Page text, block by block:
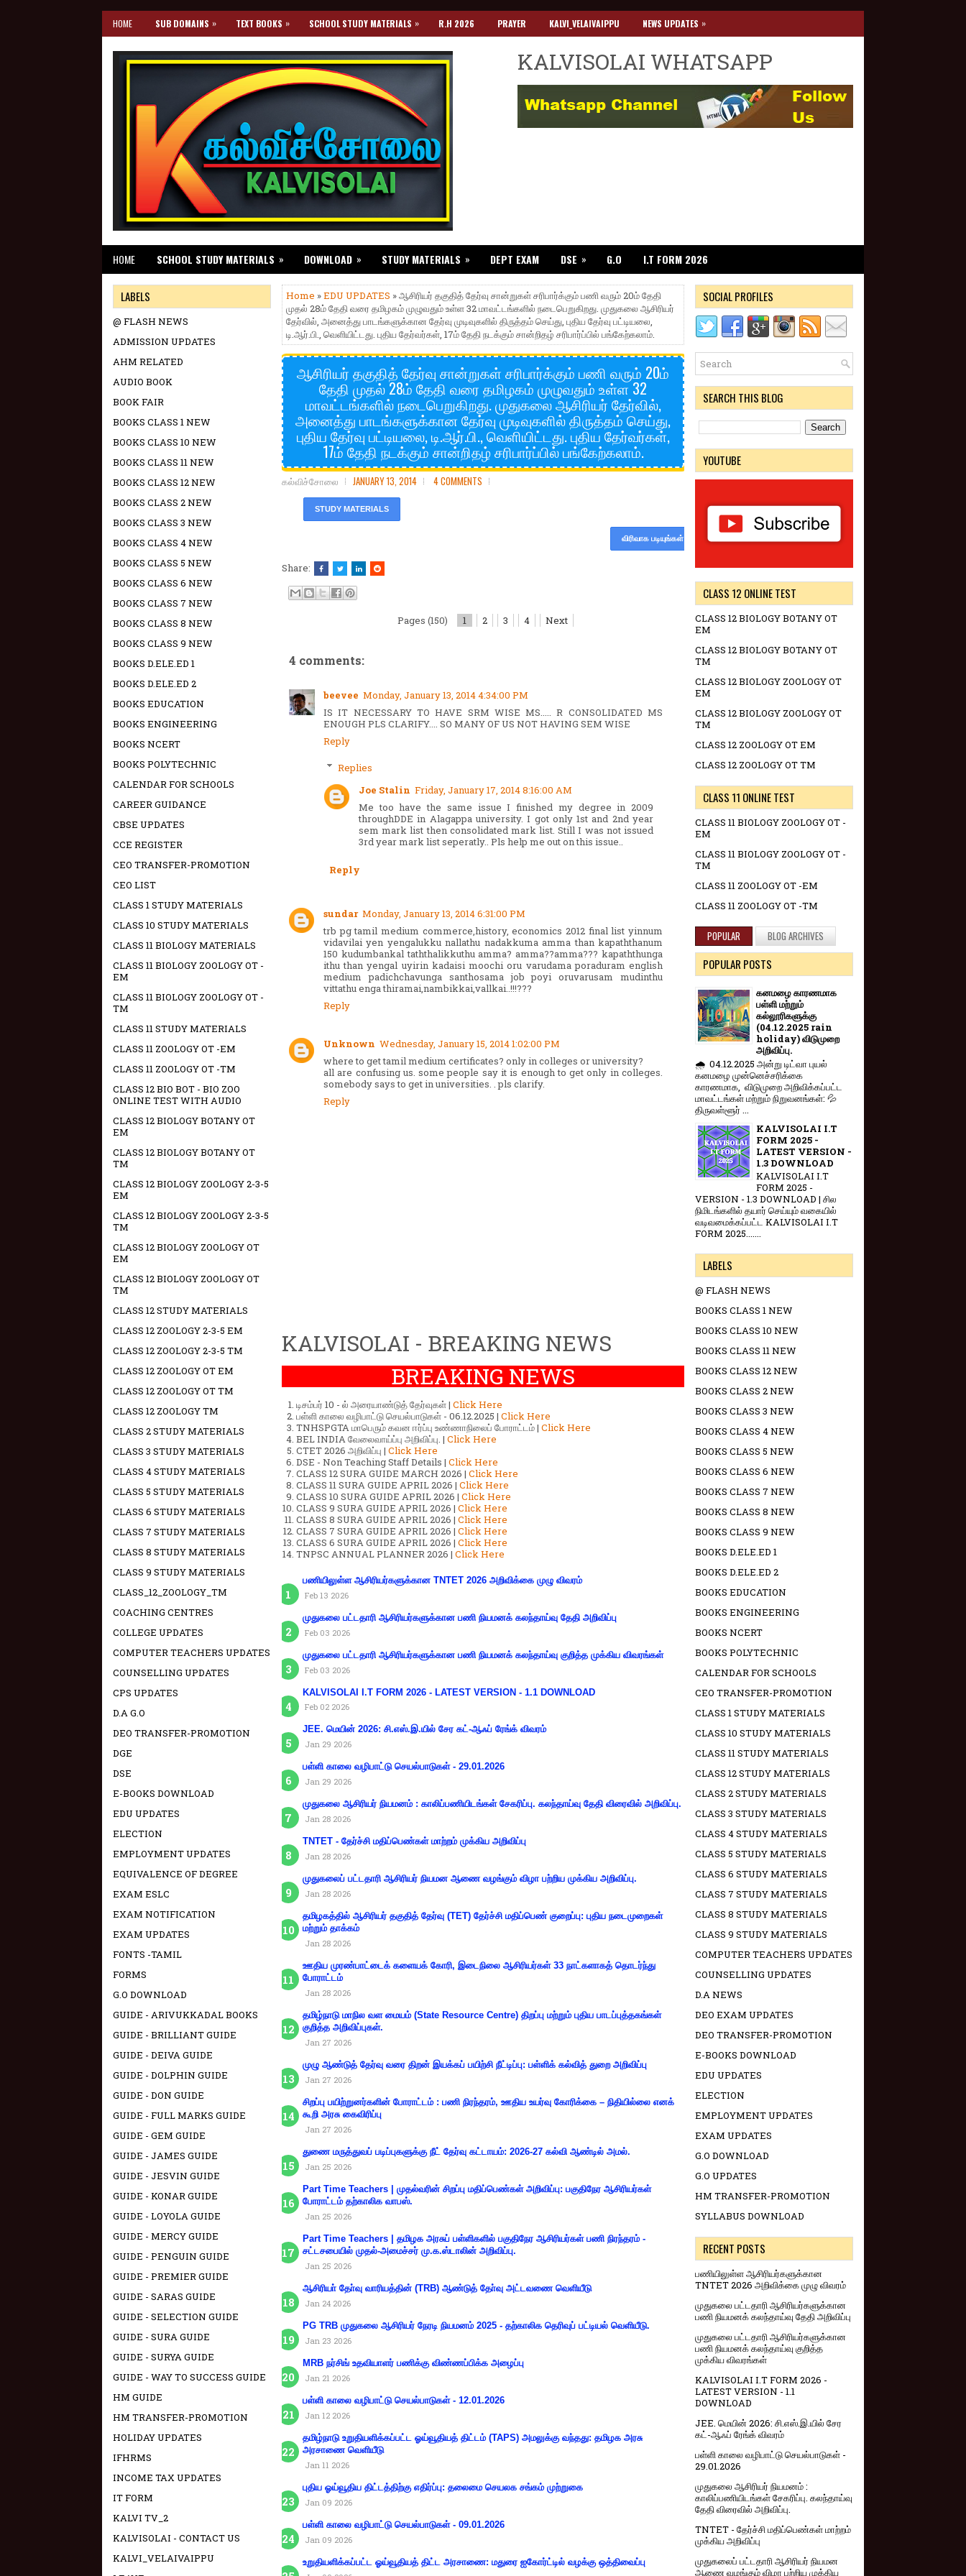
HOME SUB DOMAINS » TEXT BOOKS » SCHOOL STUDY MATERIALS » R.H 2026 PRAYER KALVI_VELAIVAIPPU NEWS UPDATES »
KALVISOLAI WHATSAPP
HOME SCHOOL STUDY MATERIALS » DOWNLOAD » STUDY MATERIALS » DEPT EXAM DSE » G.O I.T FORM 2026
Home »EDU UPDATES » ஆசிரியர் தகுதித் தேர்வு சான்றுகள் சரிபார்க்கும் பணி வரும் 20ம் தேதி
முதல் 28ம் தேதி வரை தமிழகம் முழுவதும் உள்ள 32 மாவட்டங்களில் நடைபெறுகிறது. முதுகலை ஆசிரியர்
தேர்வில், அனைத்து பாடங்களுக்கான தேர்வு முடிவுகளில் திருத்தம் செய்து, புதிய தேர்வு பட்டியலை,
டி.ஆர்.பி., வெளியிட்டது. புதிய தேர்வர்கள், 17ம் தேதி நடக்கும் சான்றிதழ் சரிபார்ப்பில் பங்கேற்கலாம்.
ஆசிரியர் தகுதித் தேர்வு சான்றுகள் சரிபார்க்கும் பணி வரும் 20ம்
தேதி முதல் 28ம் தேதி வரை தமிழகம் முழுவதும் உள்ள 32
மாவட்டங்களில் நடைபெறுகிறது. முதுகலை ஆசிரியர் தேர்வில்,
அனைத்து பாடங்களுக்கான தேர்வு முடிவுகளில் திருத்தம் செய்து,
புதிய தேர்வு பட்டியலை, டி.ஆர்.பி., வெளியிட்டது. புதிய தேர்வர்கள்,
17ம் தேதி நடக்கும் சான்றிதழ் சரிபார்ப்பில் பங்கேற்கலாம்.
கல்விச்சோலை JANUARY 13, 2014 4 COMMENTS
STUDY MATERIALS
விரிவாக படியுங்கள்
Share:
Pages (150) 1 2 3 4 Next
4 comments:
beevee Monday, January 13, 2014 4:34:00 PM
IS IT NECESSARY TO HAVE SRM WISE MS..... R CONSOLIDATED MS
ENOUGH PLS CLARIFY.... SO MANY OF US NOT HAVING SEM WISE
Reply
Replies
Joe Stalin Friday, January 17, 2014 8:16:00 AM
Me too have the same issue I finished my degree in 2009
throughDDE in Alagappa university. I got only 1st and 2nd year
sem mark list then consolidated mark list. Still I was not issued
3rd year mark list seperatly.. Pls help me out on this issue..
Reply
sundar Monday, January 13, 2014 6:31:00 PM
trb pg tamil medium commerce,history, economics 2012 final list yinnum
vidavilai yen yengalukku nallathu nadakkuma amma than kapaththanum
150 kudumbankal taththalikkuthu amma? amma??amma??? kapaththunga
ithu than yengal uyirin kadaisi moochi oru varudama poraduram english
medium padichchavunga santhosama job poyi oruvarusam mudinthu
vittathu enga thiramai,nambikkai,vallkai..!!!???
Reply
Unknown Wednesday, January 15, 2014 1:02:00 PM
where to get tamil medium certificates? only in colleges or university?
all are confusing us. some people say it is enough to get only in colleges.
somebody says to get in universities. . pls clarify.
Reply
KALVISOLAI - BREAKING NEWS
BREAKING NEWS
டிசம்பர் 10 - ல் அரையாண்டுத் தேர்வுகள் | Click Here
பள்ளி காலை வழிபாட்டு செயல்பாடுகள் - 06.12.2025 | Click Here
TNHSPGTA மாபெரும் கவன ஈர்ப்பு உண்ணாநிலைப் போராட்டம் | Click Here
BEL INDIA வேலைவாய்ப்பு அறிவிப்பு. | Click Here
CTET 2026 அறிவிப்பு | Click Here
DSE - Non Teaching Staff Details | Click Here
CLASS 12 SURA GUIDE MARCH 2026 | Click Here
CLASS 11 SURA GUIDE APRIL 2026 | Click Here
CLASS 10 SURA GUIDE APRIL 2026 | Click Here
CLASS 9 SURA GUIDE APRIL 2026 | Click Here
CLASS 8 SURA GUIDE APRIL 2026 | Click Here
CLASS 7 SURA GUIDE APRIL 2026 | Click Here
CLASS 6 SURA GUIDE APRIL 2026 | Click Here
TNPSC ANNUAL PLANNER 2026 | Click Here
பணியிலுள்ள ஆசிரியர்களுக்கான TNTET 2026 அறிவிக்கை முழு விவரம்
Feb 13 2026
முதுகலை பட்டதாரி ஆசிரியர்களுக்கான பணி நியமனக் கலந்தாய்வு தேதி அறிவிப்பு
Feb 03 2026
முதுகலை பட்டதாரி ஆசிரியர்களுக்கான பணி நியமனக் கலந்தாய்வு குறித்த முக்கிய விவரங்கள்
Feb 03 2026
KALVISOLAI I.T FORM 2026 - LATEST VERSION - 1.1 DOWNLOAD
Feb 02 2026
JEE. மெயின் 2026: சி.எஸ்.இ.யில் சேர கட்-ஆஃப் ரேங்க் விவரம்
Jan 29 2026
பள்ளி காலை வழிபாட்டு செயல்பாடுகள் - 29.01.2026
Jan 29 2026
முதுகலை ஆசிரியர் நியமனம் : காலிப்பணியிடங்கள் சேகரிப்பு. கலந்தாய்வு தேதி விரைவில் அறிவிப்பு.
Jan 28 2026
TNTET - தேர்ச்சி மதிப்பெண்கள் மாற்றம் முக்கிய அறிவிப்பு
Jan 28 2026
முதுகலைப் பட்டதாரி ஆசிரியர் நியமன ஆணை வழங்கும் விழா பற்றிய முக்கிய அறிவிப்பு.
Jan 28 2026
தமிழகத்தில் ஆசிரியர் தகுதித் தேர்வு (TET) தேர்ச்சி மதிப்பெண் குறைப்பு: புதிய நடைமுறைகள்
மற்றும் தாக்கம்
Jan 28 2026
ஊதிய முரண்பாட்டைக் களையக் கோரி, இடைநிலை ஆசிரியர்கள் 33 நாட்களாகத் தொடர்ந்து
போராட்டம்
Jan 28 2026
தமிழ்நாடு மாநில வள மையம் (State Resource Centre) திறப்பு மற்றும் புதிய பாடப்புத்தகங்கள்
குறித்த அறிவிப்புகள்.
Jan 27 2026
முழு ஆண்டுத் தேர்வு வரை திறன் இயக்கப் பயிற்சி நீட்டிப்பு: பள்ளிக் கல்வித் துறை அறிவிப்பு
Jan 27 2026
சிறப்பு பயிற்றுனர்களின் போராட்டம் : பணி நிரந்தரம், ஊதிய உயர்வு கோரிக்கை – நிதியில்லை எனக்
கூறி அரசு கைவிரிப்பு
Jan 27 2026
துணை மருத்துவப் படிப்புகளுக்கு நீட் தேர்வு கட்டாயம்: 2026-27 கல்வி ஆண்டில் அமல்.
Jan 25 2026
Part Time Teachers | முதல்வரின் சிறப்பு மதிப்பெண்கள் அறிவிப்பு: பகுதிநேர ஆசிரியர்கள்
போராட்டம் தற்காலிக வாபஸ்.
Jan 25 2026
Part Time Teachers | தமிழக அரசுப் பள்ளிகளில் பகுதிநேர ஆசிரியர்கள் பணி நிரந்தரம் -
சட்டசபையில் முதல்-அமைச்சர் மு.க.ஸ்டாலின் அறிவிப்பு.
Jan 25 2026
ஆசிரியா் தோ்வு வாரியத்தின் (TRB) ஆண்டுத் தோ்வு அட்டவணை வெளியீடு
Jan 24 2026
PG TRB முதுகலை ஆசிரியர் நேரடி நியமனம் 2025 - தற்காலிக தெரிவுப் பட்டியல் வெளியீடு.
Jan 23 2026
MRB நர்சிங் உதவியாளர் பணிக்கு விண்ணப்பிக்க அழைப்பு
Jan 21 2026
பள்ளி காலை வழிபாட்டு செயல்பாடுகள் - 12.01.2026
Jan 12 2026
தமிழ்நாடு உறுதியளிக்கப்பட்ட ஓய்வூதியத் திட்டம் (TAPS) அமலுக்கு வந்தது: தமிழக அரசு
அரசாணை வெளியீடு
Jan 11 2026
புதிய ஓய்வூதிய திட்டத்திற்கு எதிர்ப்பு: தலைமை செயலக சங்கம் முற்றுகை
Jan 09 2026
பள்ளி காலை வழிபாட்டு செயல்பாடுகள் - 09.01.2026
Jan 09 2026
உறுதியளிக்கப்பட்ட ஓய்வூதியத் திட்ட அரசாணை: மதுரை ஐகோர்ட்டில் வழக்கு ஒத்திவைப்பு
LABELS
@ FLASH NEWS
ADMISSION UPDATES
AHM RELATED
AUDIO BOOK
BOOK FAIR
BOOKS CLASS 1 NEW
BOOKS CLASS 10 NEW
BOOKS CLASS 11 NEW
BOOKS CLASS 12 NEW
BOOKS CLASS 2 NEW
BOOKS CLASS 3 NEW
BOOKS CLASS 4 NEW
BOOKS CLASS 5 NEW
BOOKS CLASS 6 NEW
BOOKS CLASS 7 NEW
BOOKS CLASS 8 NEW
BOOKS CLASS 9 NEW
BOOKS D.ELE.ED 1
BOOKS D.ELE.ED 2
BOOKS EDUCATION
BOOKS ENGINEERING
BOOKS NCERT
BOOKS POLYTECHNIC
CALENDAR FOR SCHOOLS
CAREER GUIDANCE
CBSE UPDATES
CCE REGISTER
CEO TRANSFER-PROMOTION
CEO LIST
CLASS 1 STUDY MATERIALS
CLASS 10 STUDY MATERIALS
CLASS 11 BIOLOGY MATERIALS
CLASS 11 BIOLOGY ZOOLOGY OT -
EM
CLASS 11 BIOLOGY ZOOLOGY OT -
TM
CLASS 11 STUDY MATERIALS
CLASS 11 ZOOLOGY OT -EM
CLASS 11 ZOOLOGY OT -TM
CLASS 12 BIO BOT - BIO ZOO
ONLINE TEST WITH AUDIO
CLASS 12 BIOLOGY BOTANY OT
EM
CLASS 12 BIOLOGY BOTANY OT
TM
CLASS 12 BIOLOGY ZOOLOGY 2-3-5
EM
CLASS 12 BIOLOGY ZOOLOGY 2-3-5
TM
CLASS 12 BIOLOGY ZOOLOGY OT
EM
CLASS 12 BIOLOGY ZOOLOGY OT
TM
CLASS 12 STUDY MATERIALS
CLASS 12 ZOOLOGY 2-3-5 EM
CLASS 12 ZOOLOGY 2-3-5 TM
CLASS 12 ZOOLOGY OT EM
CLASS 12 ZOOLOGY OT TM
CLASS 12 ZOOLOGY TM
CLASS 2 STUDY MATERIALS
CLASS 3 STUDY MATERIALS
CLASS 4 STUDY MATERIALS
CLASS 5 STUDY MATERIALS
CLASS 6 STUDY MATERIALS
CLASS 7 STUDY MATERIALS
CLASS 8 STUDY MATERIALS
CLASS 9 STUDY MATERIALS
CLASS_12_ZOOLOGY_TM
COACHING CENTRES
COLLEGE UPDATES
COMPUTER TEACHERS UPDATES
COUNSELLING UPDATES
CPS UPDATES
D.A G.O
DEO TRANSFER-PROMOTION
DGE
DSE
E-BOOKS DOWNLOAD
EDU UPDATES
ELECTION
EMPLOYMENT UPDATES
EQUIVALENCE OF DEGREE
EXAM ESLC
EXAM NOTIFICATION
EXAM UPDATES
FONTS -TAMIL
FORMS
G.O DOWNLOAD
GUIDE - ARIVUKKADAL BOOKS
GUIDE - BRILLIANT GUIDE
GUIDE - DEIVA GUIDE
GUIDE - DOLPHIN GUIDE
GUIDE - DON GUIDE
GUIDE - FULL MARKS GUIDE
GUIDE - GEM GUIDE
GUIDE - JAMES GUIDE
GUIDE - JESVIN GUIDE
GUIDE - KONAR GUIDE
GUIDE - LOYOLA GUIDE
GUIDE - MERCY GUIDE
GUIDE - PENGUIN GUIDE
GUIDE - PREMIER GUIDE
GUIDE - SARAS GUIDE
GUIDE - SELECTION GUIDE
GUIDE - SURA GUIDE
GUIDE - SURYA GUIDE
GUIDE - WAY TO SUCCESS GUIDE
HM GUIDE
HM TRANSFER-PROMOTION
HOLIDAY UPDATES
IFHRMS
INCOME TAX UPDATES
IT FORM
KALVI TV_2
KALVISOLAI - CONTACT US
KALVI_VELAIVAIPPU
SOCIAL PROFILES
SEARCH THIS BLOG
YOUTUBE
CLASS 12 ONLINE TEST
CLASS 12 BIOLOGY BOTANY OT
EM
CLASS 12 BIOLOGY BOTANY OT
TM
CLASS 12 BIOLOGY ZOOLOGY OT
EM
CLASS 12 BIOLOGY ZOOLOGY OT
TM
CLASS 12 ZOOLOGY OT EM
CLASS 12 ZOOLOGY OT TM
CLASS 11 ONLINE TEST
CLASS 11 BIOLOGY ZOOLOGY OT -
EM
CLASS 11 BIOLOGY ZOOLOGY OT -
TM
CLASS 11 ZOOLOGY OT -EM
CLASS 11 ZOOLOGY OT -TM
POPULAR BLOG ARCHIVES
POPULAR POSTS
கனமழை காரணமாக
பள்ளி மற்றும்
கல்லூரிகளுக்கு
(04.12.2025 rain
holiday) விடுமுறை
அறிவிப்பு.
🌧️ 04.12.2025 அன்று டிட்வா புயல்
கனமழை முன்னெச்சரிக்கை
காரணமாக, விடுமுறை அறிவிக்கப்பட்ட
மாவட்டங்கள் மற்றும் நிறுவனங்கள்: 💦
திருவள்ளூர் ...
KALVISOLAI I.T
FORM 2025 -
LATEST VERSION -
1.3 DOWNLOAD
KALVISOLAI I.T
FORM 2025 -
VERSION - 1.3 DOWNLOAD | சில
நிமிடங்களில் தயார் செய்யும் வகையில்
வடிவமைக்கப்பட்ட KALVISOLAI I.T
FORM 2025.......
LABELS
@ FLASH NEWS
BOOKS CLASS 1 NEW
BOOKS CLASS 10 NEW
BOOKS CLASS 11 NEW
BOOKS CLASS 12 NEW
BOOKS CLASS 2 NEW
BOOKS CLASS 3 NEW
BOOKS CLASS 4 NEW
BOOKS CLASS 5 NEW
BOOKS CLASS 6 NEW
BOOKS CLASS 7 NEW
BOOKS CLASS 8 NEW
BOOKS CLASS 9 NEW
BOOKS D.ELE.ED 1
BOOKS D.ELE.ED 2
BOOKS EDUCATION
BOOKS ENGINEERING
BOOKS NCERT
BOOKS POLYTECHNIC
CALENDAR FOR SCHOOLS
CEO TRANSFER-PROMOTION
CLASS 1 STUDY MATERIALS
CLASS 10 STUDY MATERIALS
CLASS 11 STUDY MATERIALS
CLASS 12 STUDY MATERIALS
CLASS 2 STUDY MATERIALS
CLASS 3 STUDY MATERIALS
CLASS 4 STUDY MATERIALS
CLASS 5 STUDY MATERIALS
CLASS 6 STUDY MATERIALS
CLASS 7 STUDY MATERIALS
CLASS 8 STUDY MATERIALS
CLASS 9 STUDY MATERIALS
COMPUTER TEACHERS UPDATES
COUNSELLING UPDATES
D.A NEWS
DEO EXAM UPDATES
DEO TRANSFER-PROMOTION
E-BOOKS DOWNLOAD
EDU UPDATES
ELECTION
EMPLOYMENT UPDATES
EXAM UPDATES
G.O DOWNLOAD
G.O UPDATES
HM TRANSFER-PROMOTION
SYLLABUS DOWNLOAD
RECENT POSTS
பணியிலுள்ள ஆசிரியர்களுக்கான
TNTET 2026 அறிவிக்கை முழு விவரம்
முதுகலை பட்டதாரி ஆசிரியர்களுக்கான
பணி நியமனக் கலந்தாய்வு தேதி அறிவிப்பு
முதுகலை பட்டதாரி ஆசிரியர்களுக்கான
பணி நியமனக் கலந்தாய்வு குறித்த
முக்கிய விவரங்கள்
KALVISOLAI I.T FORM 2026 -
LATEST VERSION - 1.1
DOWNLOAD
JEE. மெயின் 2026: சி.எஸ்.இ.யில் சேர
கட்-ஆஃப் ரேங்க் விவரம்
பள்ளி காலை வழிபாட்டு செயல்பாடுகள் -
29.01.2026
முதுகலை ஆசிரியர் நியமனம் :
காலிப்பணியிடங்கள் சேகரிப்பு. கலந்தாய்வு
தேதி விரைவில் அறிவிப்பு.
TNTET - தேர்ச்சி மதிப்பெண்கள் மாற்றம்
முக்கிய அறிவிப்பு
முதுகலைப் பட்டதாரி ஆசிரியர் நியமன
ஆணை வழங்கும் விழா பற்றிய முக்கிய